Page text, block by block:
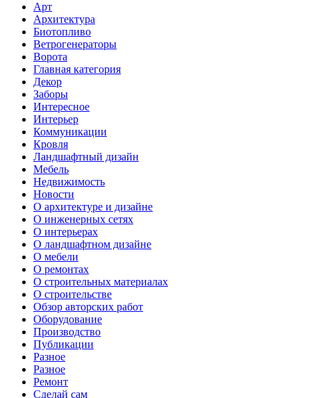
Арт
Архитектура
Биотопливо
Ветрогенераторы
Ворота
Главная категория
Декор
Заборы
Интересное
Интерьер
Коммуникации
Кровля
Ландшафтный дизайн
Мебель
Недвижимость
Новости
О архитектуре и дизайне
О инженерных сетях
О интерьерах
О ландшафтном дизайне
О мебели
О ремонтах
О строительных материалах
О строительстве
Обзор авторских работ
Оборудование
Производство
Публикации
Разное
Разное
Ремонт
Сделай сам